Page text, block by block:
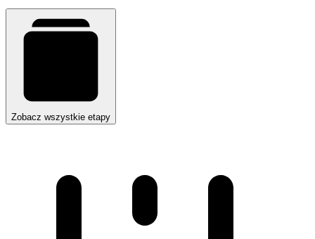
Zobacz wszystkie etapy